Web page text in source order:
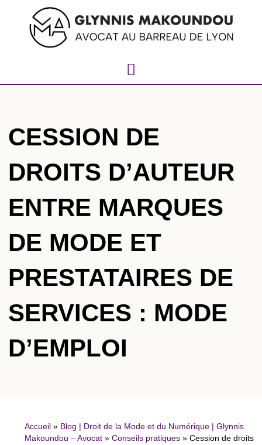
CESSION DE
DROITS D’AUTEUR
ENTRE MARQUES
DE MODE ET
PRESTATAIRES DE
SERVICES : MODE
D’EMPLOI
Accueil » Blog | Droit de la Mode et du Numérique | Glynnis
Makoundou – Avocat » Conseils pratiques » Cession de droits